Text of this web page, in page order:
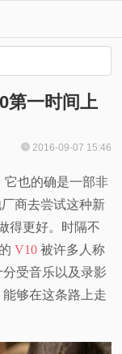
第一时间上
2016-09-07 15:46
它也的确是一部非
商去尝试这种新
得更好。时隔不
V10 被许多人称
受音乐以及录影
够在这条路上走